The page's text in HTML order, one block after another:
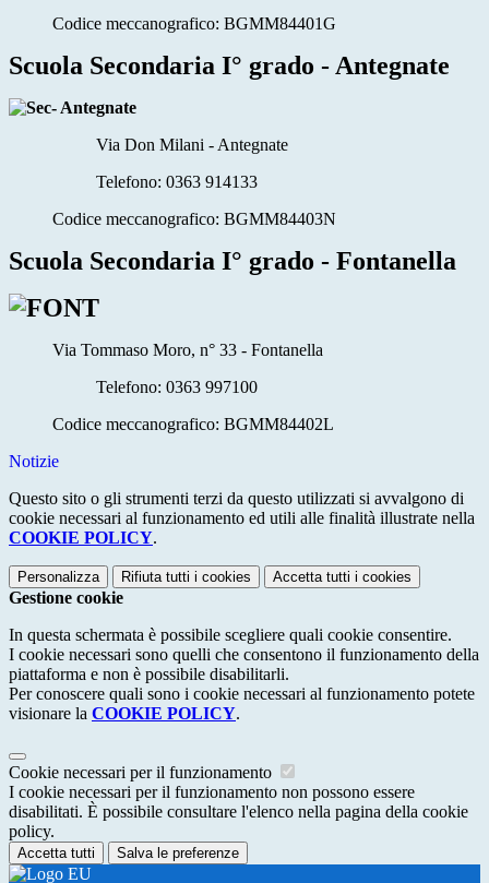
Codice meccanografico: BGMM84401G
Scuola Secondaria I° grado - Antegnate
Via Don Milani - Antegnate
Telefono: 0363 914133
Codice meccanografico: BGMM84403N
Scuola Secondaria I° grado - Fontanella
Via Tommaso Moro, n° 33 - Fontanella
Telefono: 0363 997100
Codice meccanografico: BGMM84402L
Notizie
Questo sito o gli strumenti terzi da questo utilizzati si avvalgono di
cookie necessari al funzionamento ed utili alle finalità illustrate nella
COOKIE POLICY.
Personalizza Rifiuta tutti i cookies Accetta tutti i cookies
Gestione cookie
In questa schermata è possibile scegliere quali cookie consentire.
I cookie necessari sono quelli che consentono il funzionamento della
piattaforma e non è possibile disabilitarli.
Per conoscere quali sono i cookie necessari al funzionamento potete
visionare la COOKIE POLICY.
Cookie necessari per il funzionamento
I cookie necessari per il funzionamento non possono essere
disabilitati. È possibile consultare l'elenco nella pagina della cookie
policy.
Accetta tutti Salva le preferenze